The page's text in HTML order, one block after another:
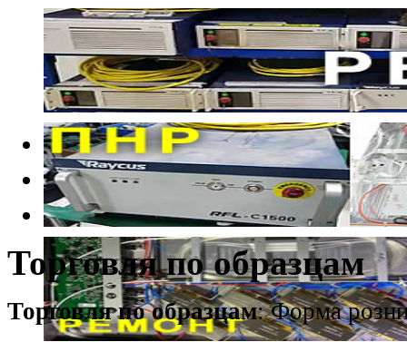
Торговля по образцам
Торговля по образцам: Форма